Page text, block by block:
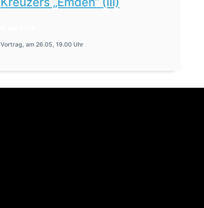
Vortrag, am 26.05, 19.00 Uhr